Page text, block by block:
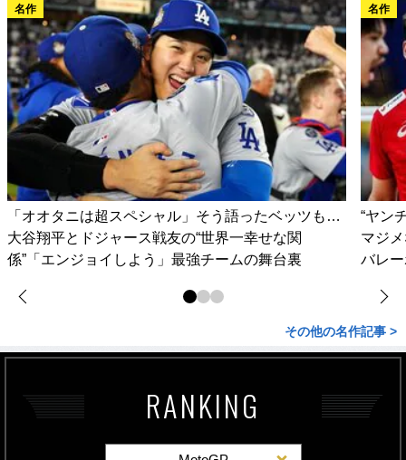
名作
「オオタニは超スペシャル」そう語ったベッツも…
大谷翔平とドジャース戦友の“世界一幸せな関
係”「エンジョイしよう」最強チームの舞台裏
名作
“ヤン
マジ
バレ
その他の名作記事 >
RANKING